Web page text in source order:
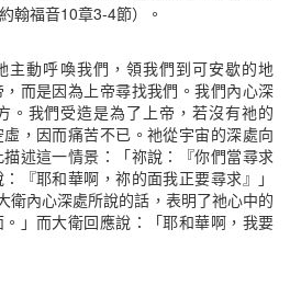
翰福音10章3-4節）。
主動呼喚我們，領我們到可安歇的地
而是因為上帝尋找我們。我們內心深
。我們受造是為了上帝，若沒有祂的
，因而痛苦不已。祂從宇宙的深處向
述這一情景：「祢說：『你們當尋求
『耶和華啊，祢的面我正要尋求』」
衛內心深處所說的話，表明了祂心中的
」而大衛回應說：「耶和華啊，我要